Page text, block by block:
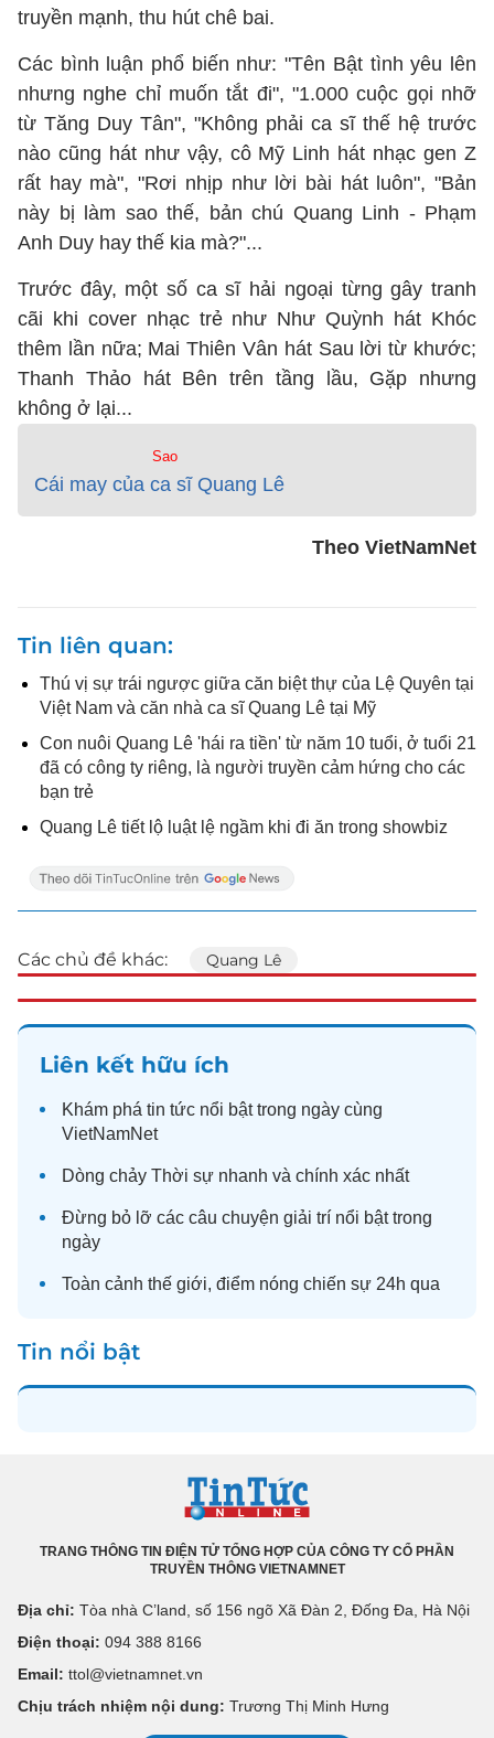
truyền mạnh, thu hút chê bai.
Các bình luận phổ biến như: "Tên Bật tình yêu lên
nhưng nghe chỉ muốn tắt đi", "1.000 cuộc gọi nhỡ
từ Tăng Duy Tân", "Không phải ca sĩ thế hệ trước
nào cũng hát như vậy, cô Mỹ Linh hát nhạc gen Z
rất hay mà", "Rơi nhịp như lời bài hát luôn", "Bản
này bị làm sao thế, bản chú Quang Linh - Phạm
Anh Duy hay thế kia mà?"...
Trước đây, một số ca sĩ hải ngoại từng gây tranh
cãi khi cover nhạc trẻ như Như Quỳnh hát Khóc
thêm lần nữa; Mai Thiên Vân hát Sau lời từ khước;
Thanh Thảo hát Bên trên tầng lầu, Gặp nhưng
không ở lại...
Sao
Cái may của ca sĩ Quang Lê
Theo VietNamNet
Tin liên quan
Thú vị sự trái ngược giữa căn biệt thự của Lệ Quyên tại
Việt Nam và căn nhà ca sĩ Quang Lê tại Mỹ
Con nuôi Quang Lê 'hái ra tiền' từ năm 10 tuổi, ở tuổi 21
đã có công ty riêng, là người truyền cảm hứng cho các
bạn trẻ
Quang Lê tiết lộ luật lệ ngầm khi đi ăn trong showbiz
Các chủ đề khác: Quang Lê
Liên kết hữu ích
Khám phá tin tức nổi bật trong ngày cùng
VietNamNet
Dòng chảy Thời sự nhanh và chính xác nhất
Đừng bỏ lỡ các câu chuyện giải trí nổi bật trong
ngày
Toàn cảnh thế giới, điểm nóng chiến sự 24h qua
Tin nổi bật
TRANG THÔNG TIN ĐIỆN TỬ TỔNG HỢP CỦA CÔNG TY CỔ PHẦN
TRUYỀN THÔNG VIETNAMNET
Địa chỉ: Tòa nhà C’land, số 156 ngõ Xã Đàn 2, Đống Đa, Hà Nội
Điện thoại: 094 388 8166
Email: ttol@vietnamnet.vn
Chịu trách nhiệm nội dung: Trương Thị Minh Hưng